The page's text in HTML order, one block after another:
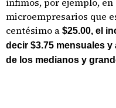
microempresarios que
centésimo a $25.00, el
decir $3.75 mensuales
de los medianos y